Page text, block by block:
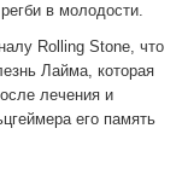
в молодости.
Rolling Stone, что
Лайма, которая
лечения и
его память